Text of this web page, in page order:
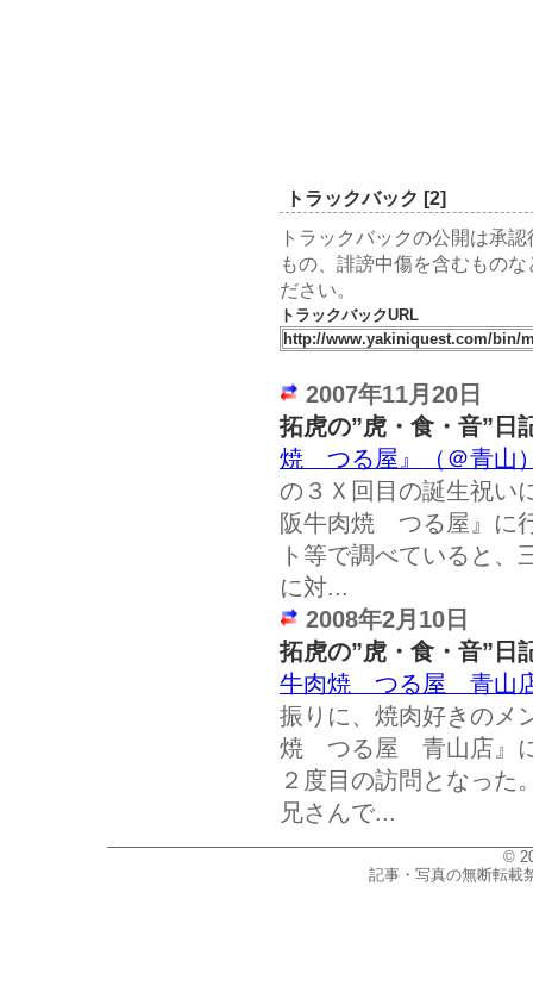
トラックバック [2]
トラックバックの公開は承
もの、誹謗中傷を含むもの
ださい。
トラックバックURL
2007年11月20日
拓虎の”虎・食・音”日
焼 つる屋』（＠青山
の３Ｘ回目の誕生祝い
阪牛肉焼 つる屋』に
ト等で調べていると、
に対...
2008年2月10日
拓虎の”虎・食・音”日
牛肉焼 つる屋 青山
振りに、焼肉好きのメ
焼 つる屋 青山店』に
２度目の訪問となった
兄さんで...
©
記事・写真の無断転載